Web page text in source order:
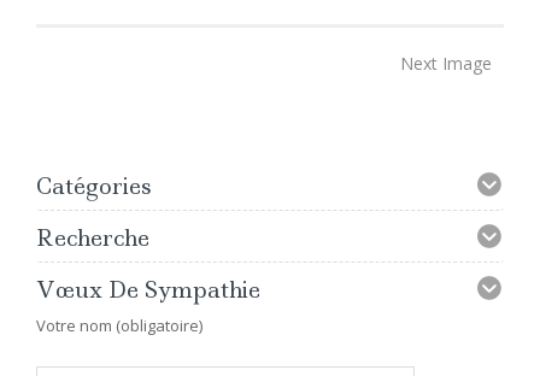
Next Image
Catégories
Recherche
Vœux De Sympathie
Votre nom (obligatoire)